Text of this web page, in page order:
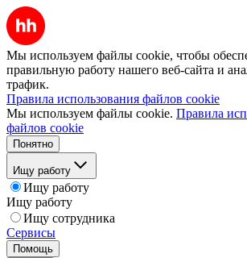
Мы используем файлы cookie, чтобы
правильную работу нашего веб-сайта и
трафик.
Правила использования файлов cookie
Мы используем файлы cookie. Правила
файлов cookie
Понятно
Ищу работу
Ищу работу
Ищу работу
Ищу сотрудника
Сервисы
Помощь